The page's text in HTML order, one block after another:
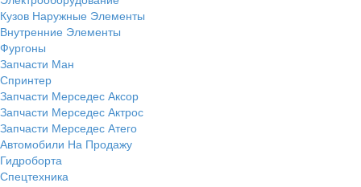
Кузов Наружные Элементы
Внутренние Элементы
Фургоны
Запчасти Ман
Спринтер
Запчасти Мерседес Аксор
Запчасти Мерседес Актрос
Запчасти Мерседес Атего
Автомобили На Продажу
Гидроборта
Спецтехника